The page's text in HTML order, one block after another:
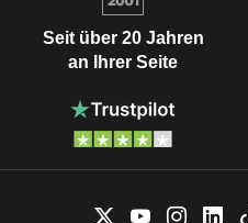
Seit über 20 Jahren
an Ihrer Seite